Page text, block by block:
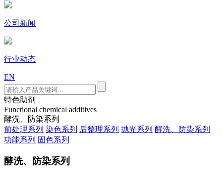
公司新闻
行业动态
EN
特色助剂
Functional chemical additives
酵洗、防染系列
前处理系列 染色系列 后整理系列 抛光系列 酵洗、防染系列
功能系列 固色系列
酵洗、防染系列